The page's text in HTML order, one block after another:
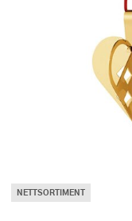
NETTSORTIMENT